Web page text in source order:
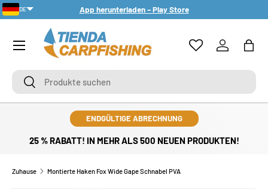
DIREKT ZUM INHALT
App herunterladen – Play Store
SuchenSuchen
Einloggen
ENDGÜLTIGE ABRECHNUNG
25 % RABATT! IN MEHR ALS 500 NEUEN PRODUKTEN!
Zuhause Montierte Haken Fox Wide Gape Schnabel PVA
DE